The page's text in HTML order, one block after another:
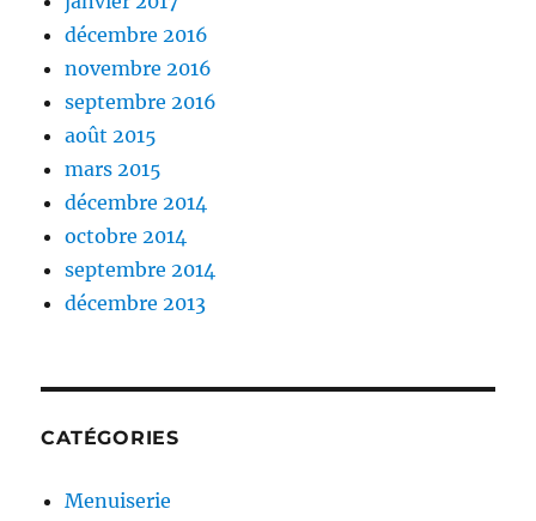
décembre 2016
novembre 2016
septembre 2016
août 2015
mars 2015
décembre 2014
octobre 2014
septembre 2014
décembre 2013
CATÉGORIES
Menuiserie